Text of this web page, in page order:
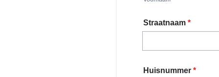
Straatnaam *
Huisnummer *